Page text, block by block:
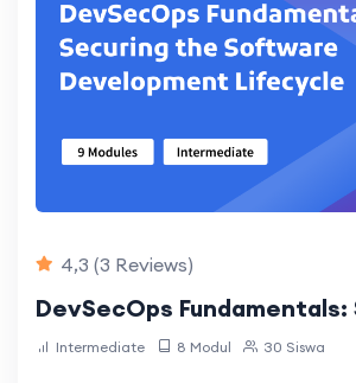
4,3 (3 Reviews)
Intermediate 8 Modul 30 Siswa